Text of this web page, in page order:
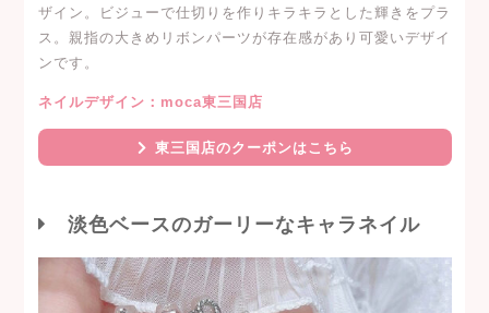
ザイン。ビジューで仕切りを作りキラキラとした輝きをプラ
ス。親指の大きめリボンパーツが存在感があり可愛いデザイ
ンです。
ネイルデザイン：moca東三国店
東三国店のクーポンはこちら
淡色ベースのガーリーなキャラネイル